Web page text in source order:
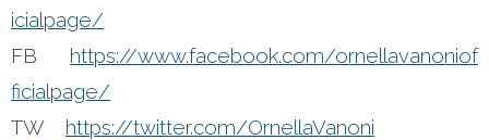
icialpage/
FB https://www.facebook.com/ornellavanoniof
ficialpage/
TW https://twitter.com/OrnellaVanoni